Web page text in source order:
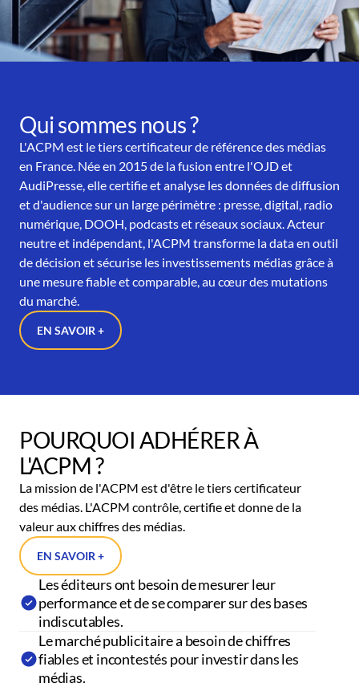
Qui sommes nous ?
L'ACPM est le tiers certificateur de référence des médias
en France. Née en 2015 de la fusion entre l'OJD et
AudiPresse, elle certifie et analyse les données de diffusion
et d'audience sur un large périmètre : presse, digital, radio
numérique, DOOH, podcasts et réseaux sociaux. Acteur
neutre et indépendant, l'ACPM transforme la data en outil
de décision et sécurise les investissements médias grâce à
une mesure fiable et comparable, au cœur des mutations
du marché.
EN SAVOIR +
POURQUOI ADHÉRER À
L'ACPM ?
La mission de l'ACPM est d'être le tiers certificateur
des médias. L'ACPM contrôle, certifie et donne de la
valeur aux chiffres des médias.
EN SAVOIR +
Les éditeurs ont besoin de mesurer leur
performance et de se comparer sur des bases
indiscutables.
Le marché publicitaire a besoin de chiffres
fiables et incontestés pour investir dans les
médias.